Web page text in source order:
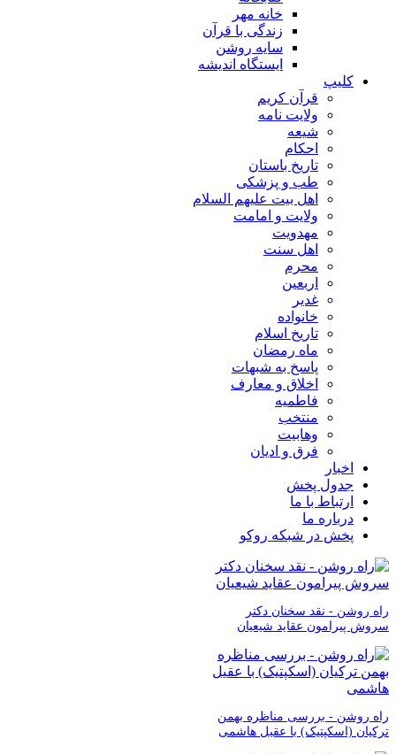
خانه مهر
زندگی با قرآن
سایه روشن
ایستگاه اندیشه
کلیپ
قرآن کریم
ولایت نامه
شیعه
احکام
تاریخ باستان
طب و پزشکی
اهل بیت علیهم السلام
ولایت و امامت
مهدویت
اهل سنت
محرم
اربعین
غدیر
خانواده
تاریخ اسلام
ماه رمضان
پاسخ به شبهات
اخلاق و معارف
فاطمیه
منتخب
وهابیت
فرق و ادیان
اخبار
جدول پخش
ارتباط با ما
درباره ما
پخش در شبکه روکو
راه روشن - نقد سخنان دکتر
سروش پیرامون عقاید شیعیان
راه روشن - بررسی مناظره بهمن
ترکیان (اسکپتیک) با عقیل هاشمی